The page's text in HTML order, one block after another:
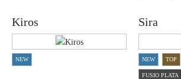
Kiros
NEW
Sira
NEW TOP
FUSIO PLATA